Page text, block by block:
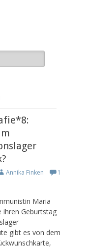
Annika Finken
1
Maria
ihren Geburtstag
gibt es von dem